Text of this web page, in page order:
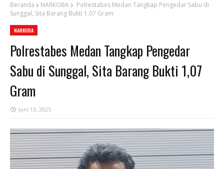
Beranda NARKOBA
Polrestabes Medan Tangkap Pengedar Sabu di
Sunggal, Sita Barang Bukti 1,07 Gram
NARKOBA
Polrestabes Medan Tangkap Pengedar
Sabu di Sunggal, Sita Barang Bukti 1,07
Gram
Juni 13, 2025